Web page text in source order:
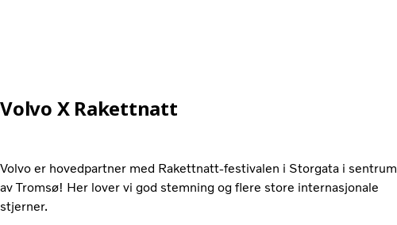
Volvo X Rakettnatt
Volvo er hovedpartner med Rakettnatt-festivalen i Storgata i sentrum
av Tromsø! Her lover vi god stemning og flere store internasjonale
stjerner.